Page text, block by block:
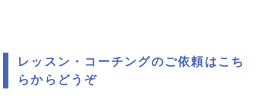
レッスン・コーチングのご依頼はこち
らからどうぞ